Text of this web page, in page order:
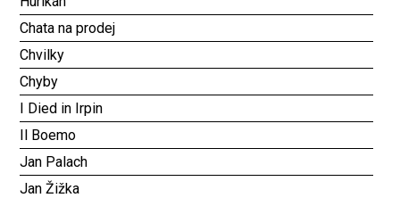
Chata na prodej
Chvilky
Chyby
I Died in Irpin
Il Boemo
Jan Palach
Jan Žižka